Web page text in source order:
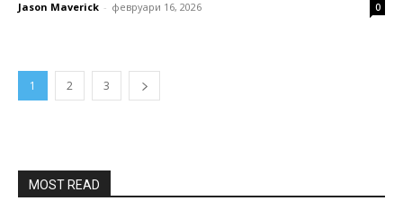
Jason Maverick - февруари 16, 2026 0
1 2 3
MOST READ